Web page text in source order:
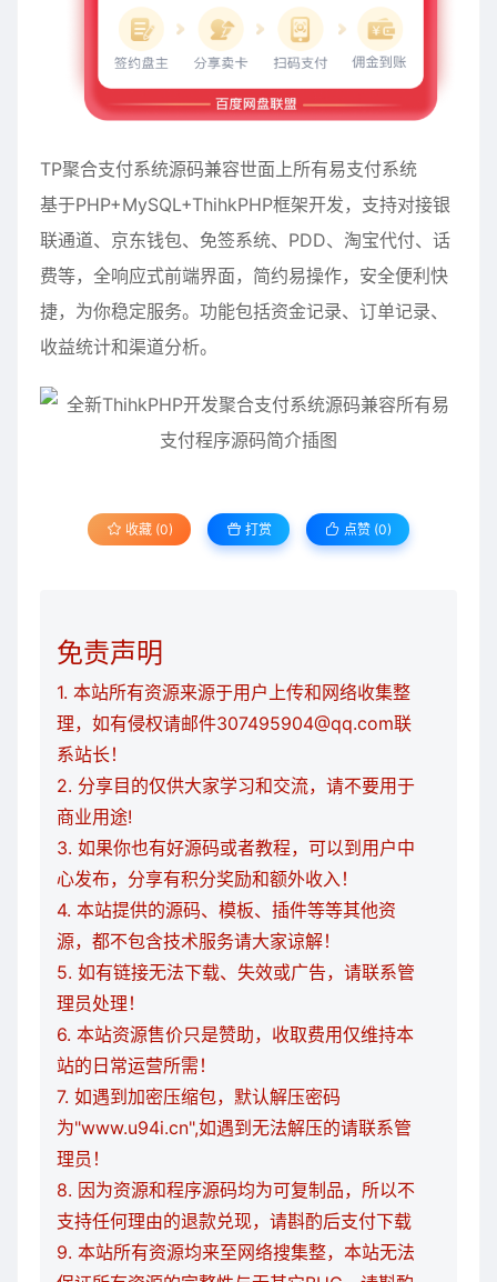
TP聚合支付系统源码兼容世面上所有易支付系统
基于PHP+MySQL+ThihkPHP框架开发，支持对接银
联通道、京东钱包、免签系统、PDD、淘宝代付、话
费等，全响应式前端界面，简约易操作，安全便利快
捷，为你稳定服务。功能包括资金记录、订单记录、
收益统计和渠道分析。
收藏 (0) 打赏 点赞 (0)
免责声明
1. 本站所有资源来源于用户上传和网络收集整
理，如有侵权请邮件307495904@qq.com联
系站长！
2. 分享目的仅供大家学习和交流，请不要用于
商业用途!
3. 如果你也有好源码或者教程，可以到用户中
心发布，分享有积分奖励和额外收入！
4. 本站提供的源码、模板、插件等等其他资
源，都不包含技术服务请大家谅解！
5. 如有链接无法下载、失效或广告，请联系管
理员处理！
6. 本站资源售价只是赞助，收取费用仅维持本
站的日常运营所需！
7. 如遇到加密压缩包，默认解压密码
为"www.u94i.cn",如遇到无法解压的请联系管
理员！
8. 因为资源和程序源码均为可复制品，所以不
支持任何理由的退款兑现，请斟酌后支付下载
9. 本站所有资源均来至网络搜集整，本站无法